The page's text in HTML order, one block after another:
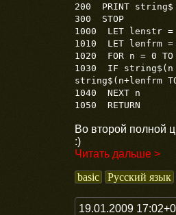
200 PRINT string$
300 STOP
1000 LET lenstr =
1010 LET lenfrm =
1020 FOR n = 0
1030 IF string$(n
string$(n+lenfrm
1040 NEXT n
1050 RETURN
Во второй полной
:)
Читать дальше >
basic
Русский язык
19.01.2009